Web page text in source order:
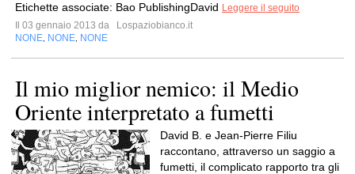
Etichette associate: Bao PublishingDavid Leggere il seguito
Il 03 gennaio 2013 da
Lospaziobianco.it
NONE NONE NONE
Il mio miglior nemico: il Medio
Oriente interpretato a fumetti
David B. e Jean-Pierre Filiu
raccontano, attraverso un saggio a
fumetti, il complicato rapporto tra gli